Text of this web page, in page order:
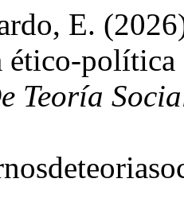
E.
ético-
Teoría